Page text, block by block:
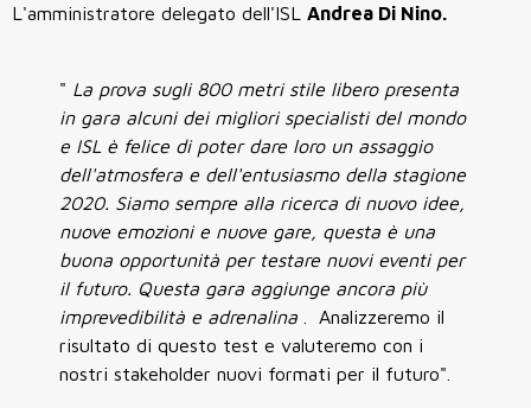
L'amministratore delegato dell'ISL Andrea Di Nino.
" La prova sugli 800 metri stile libero presenta
in gara alcuni dei migliori specialisti del mondo
e ISL è felice di poter dare loro un assaggio
dell'atmosfera e dell'entusiasmo della stagione
2020. Siamo sempre alla ricerca di nuovo idee,
nuove emozioni e nuove gare, questa è una
buona opportunità per testare nuovi eventi per
il futuro. Questa gara aggiunge ancora più
imprevedibilità e adrenalina
. Analizzeremo il
risultato di questo test e valuteremo con i
nostri stakeholder nuovi formati per il futuro".